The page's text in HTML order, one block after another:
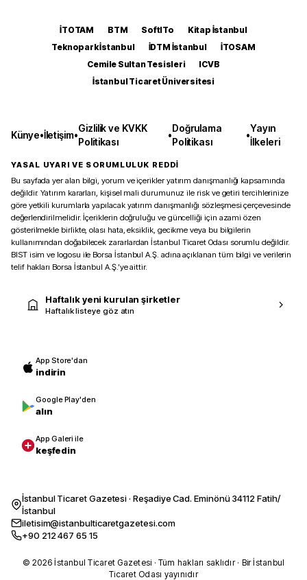
İTOTAM BTM SoftITo
Kitap İstanbul
Teknopark İstanbul
İDTM İstanbul
İTOSAM
Cemile Sultan Tesisleri
ICVB
İstanbul Ticaret Üniversitesi
Künye•İletişim•
Gizlilik ve KVKK
Politikası
•
Doğrulama
Politikası
•
Yayın
İlkeleri
YASAL UYARI VE SORUMLULUK REDDİ
Bu sayfada yer alan bilgi, yorum ve içerikler yatırım danışmanlığı kapsamında
değildir. Yatırım kararları, kişisel mali durumunuz ile risk ve getiri tercihlerinize
göre yetkili kurumlarla yapılacak yatırım danışmanlığı sözleşmesi çerçevesinde
değerlendirilmelidir. İçeriklerin doğruluğu ve güncelliği için azami özen
gösterilmekle birlikte, olası hata, eksiklik, gecikme veya bu bilgilerin
kullanımından doğabilecek zararlardan İstanbul Ticaret Odası sorumlu değildir.
BIST isim ve logosu ile Borsa İstanbul A.Ş. adına açıklanan tüm bilgi ve verilerin
telif hakları Borsa İstanbul A.Ş.’ye aittir.
Haftalık yeni kurulan şirketler
Haftalık listeye göz atın
App Store'dan
indirin
Google Play'den
alın
App Galeri ile
keşfedin
İstanbul Ticaret Gazetesi · Reşadiye Cad. Eminönü 34112 Fatih/
İstanbul
iletisim@istanbulticaretgazetesi.com
+90 212 467 65 15
© 2026 İstanbul Ticaret Gazetesi · Tüm hakları saklıdır · Bir İstanbul
Ticaret Odası yayınıdır